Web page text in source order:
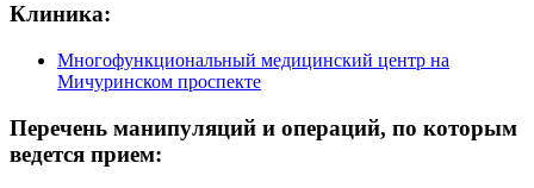
Клиника:
Многофункциональный медицинский центр на
Мичуринском проспекте
Перечень манипуляций и операций, по которым
ведется прием: